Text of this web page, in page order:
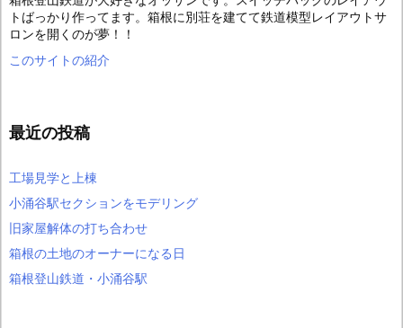
トばっかり作ってます。箱根に別荘を建てて鉄道模型レイアウトサ
ロンを開くのが夢！！
このサイトの紹介
最近の投稿
工場見学と上棟
小涌谷駅セクションをモデリング
旧家屋解体の打ち合わせ
箱根の土地のオーナーになる日
箱根登山鉄道・小涌谷駅